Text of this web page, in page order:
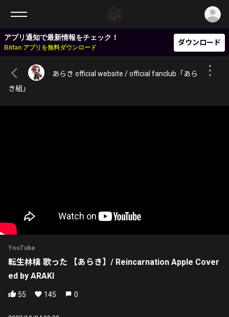
アプリ通知で最新情報をチェック！
Bitfan アプリを無料ダウンロード
ダウンロード
あらき official website / official fanclub「あら
き組」
YouTube
転生林檎 歌った 【あらき】/ Reincarnation Apple Cover
ed by ARAKI
55 145 0